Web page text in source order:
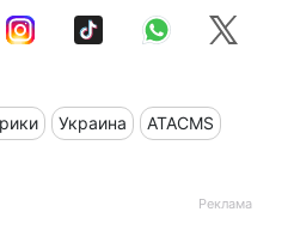
Украина ATACMS